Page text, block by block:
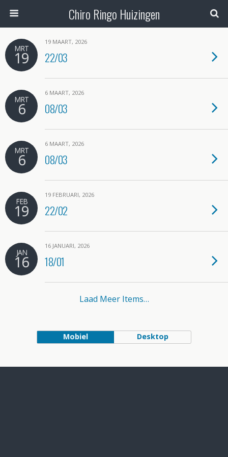
Chiro Ringo Huizingen
MRT
19
19 MAART, 2026
22/03
MRT
6
6 MAART, 2026
08/03
MRT
6
6 MAART, 2026
08/03
FEB
19
19 FEBRUARI, 2026
22/02
JAN
16
16 JANUARI, 2026
18/01
Laad Meer Items…
Mobiel Desktop